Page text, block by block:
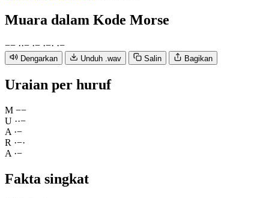
Muara dalam Kode Morse
−− ··− ·− ·−· ·−
Dengarkan Unduh .wav Salin Bagikan
Uraian per huruf
M −−
U ··−
A ·−
R ·−·
A ·−
Fakta singkat